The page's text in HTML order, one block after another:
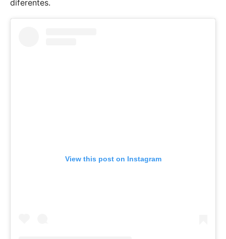
diferentes.
View this post on Instagram